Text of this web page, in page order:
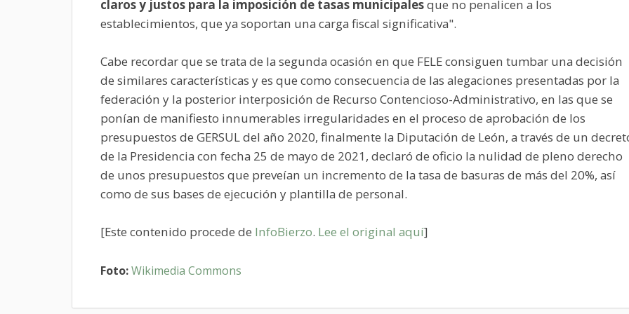
claros y justos para la imposición de tasas municipalesque no penalicen a los
establecimientos, que ya soportan una carga fiscal significativa".
Cabe recordar que se trata de la segunda ocasión en que FELE consiguen tumbar una decisión
de similares características y es que como consecuencia de las alegaciones presentadas por la
federación y la posterior interposición de Recurso Contencioso-Administrativo, en las que se
ponían de manifiesto innumerables irregularidades en el proceso de aprobación de los
presupuestos de GERSUL del año 2020, finalmente la Diputación de León, a través de un
de la Presidencia con fecha 25 de mayo de 2021, declaró de oficio la nulidad de pleno derecho
de unos presupuestos que preveían un incremento de la tasa de basuras de más del 20%, así
como de sus bases de ejecución y plantilla de personal.
[Este contenido procede de InfoBierzo. Lee el original aquí]
Foto:Wikimedia Commons